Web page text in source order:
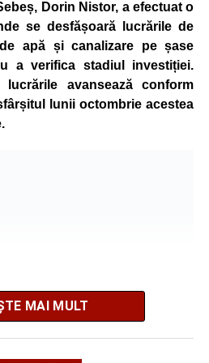
că decizia are caracter
în contextul actualei situații
în condițiile în care autoritățile
publice să adopte măsuri
și a consumului de energie,
programului de
24 Ianuarie, 8 Aprilie, Alunului,
Dorin Nistor, a efectuat o
se desfășoară lucrările de
apă și canalizare pe șase
a verifica stadiul investiției.
avansează conform
lunii octombrie acestea
MAI MULT